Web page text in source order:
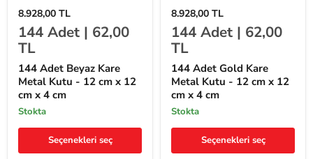
144
Adet
Beyaz
Kare
Metal
Kutu
12
cm
x
12
cm
4
8.928,00 TL
144 Adet | 62,00
TL
144 Adet Beyaz Kare
Metal Kutu - 12 cm x 12
cm x 4 cm
stokta
Seçenekleri seç
144
Adet
Gold
Kare
Metal
Kutu
12
cm
x
12
cm
4
8.928,00 TL
144 Adet | 62,00
TL
144 Adet Gold Kare
Metal Kutu - 12 cm x 12
cm x 4 cm
stokta
Seçenekleri seç